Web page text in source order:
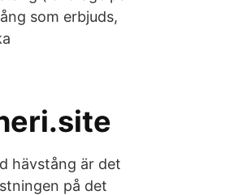
som erbjuds,
hävstång är det
på det